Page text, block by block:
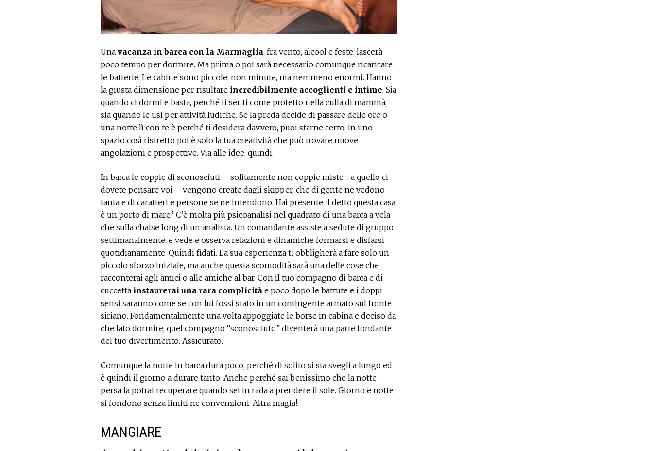
Una vacanza in barca con la Marmaglia, fra vento, alcool e feste, lascerà
poco tempo per dormire. Ma prima o poi sarà necessario comunque ricaricare
le batterie. Le cabine sono piccole, non minute, ma nemmeno enormi. Hanno
la giusta dimensione per risultare incredibilmente accoglienti e intime. Sia
quando ci dormi e basta, perché ti senti come protetto nella culla di mammà,
sia quando le usi per attività ludiche. Se la preda decide di passare delle ore o
una notte lì con te è perché ti desidera davvero, puoi starne certo. In uno
spazio così ristretto poi è solo la tua creatività che può trovare nuove
angolazioni e prospettive. Via alle idee, quindi.
In barca le coppie di sconosciuti – solitamente non coppie miste… a quello ci
dovete pensare voi – vengono create dagli skipper, che di gente ne vedono
tanta e di caratteri e persone se ne intendono. Hai presente il detto questa casa
è un porto di mare? C’è molta più psicoanalisi nel quadrato di una barca a vela
che sulla chaise long di un analista. Un comandante assiste a sedute di gruppo
settimanalmente, e vede e osserva relazioni e dinamiche formarsi e disfarsi
quotidianamente. Quindi fidati. La sua esperienza ti obbligherà a fare solo un
piccolo sforzo iniziale, ma anche questa scomodità sarà una delle cose che
racconterai agli amici o alle amiche al bar. Con il tuo compagno di barca e di
cuccetta instaurerai una rara complicità e poco dopo le battute e i doppi
sensi saranno come se con lui fossi stato in un contingente armato sul fronte
siriano. Fondamentalmente una volta appoggiate le borse in cabina e deciso da
che lato dormire, quel compagno “sconosciuto” diventerà una parte fondante
del tuo divertimento. Assicurato.
Comunque la notte in barca dura poco, perché di solito si sta svegli a lungo ed
è quindi il giorno a durare tanto. Anche perché sai benissimo che la notte
persa la potrai recuperare quando sei in rada a prendere il sole. Giorno e notte
si fondono senza limiti ne convenzioni. Altra magia!
MANGIARE